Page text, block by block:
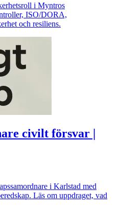
i Myntros
ISO/DORA,
och resiliens.
civilt försvar |
i Karlstad med
Läs om uppdraget, vad